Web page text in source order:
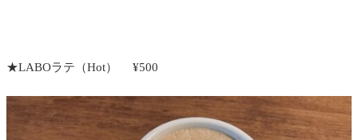
★LABOラテ（Hot） ¥500